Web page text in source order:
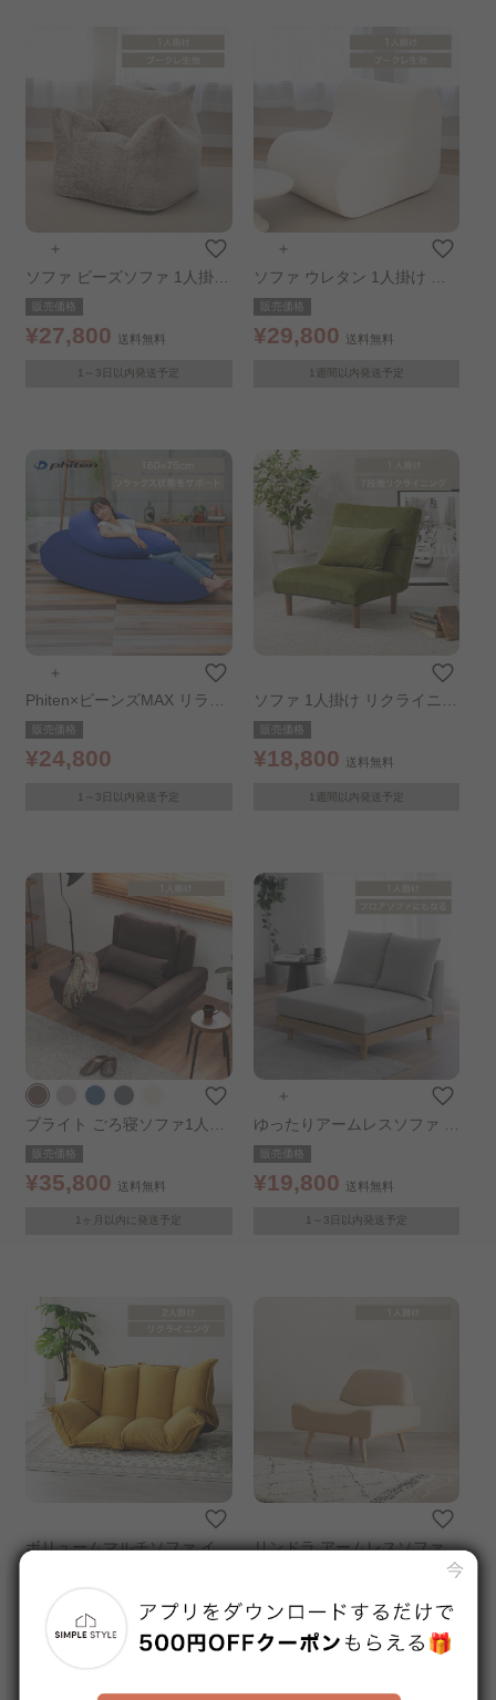
＋
ソファ ビーズソファ 1人掛け
コンパクト ラウンジャービー
ズソファ チューリップソファ
販売価格
¥27,800 送料無料
1～3日以内発送予定
＋
ソファ ウレタン 1人掛け コ
ンパクト 並べて使える アー
ムレスソファ ブークレ/ホワ
販売価格
¥29,800 送料無料
1週間以内発送予定
＋
Phiten×ビーンズMAX リラッ
クスビーズクッション ブルー
販売価格
¥24,800
1～3日以内発送予定
ソファ 1人掛け リクライニン
グソファ グリーン
販売価格
¥18,800 送料無料
1週間以内発送予定
ブライト ごろ寝ソファ1人掛
け ダークブラウン
販売価格
¥35,800 送料無料
1ヶ月以内に発送予定
＋
ゆったりアームレスソファ 一
人掛け グレージュ
販売価格
¥19,800 送料無料
1～3日以内発送予定
ボリュームマルチソファ イエ
¥17,800 送料無料
1～3日以内発送予定
リンドラ アームレスソファ 1
¥21,620 送料無料
1～3日以内発送予定